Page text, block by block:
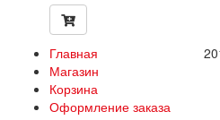
Главная
Магазин
Корзина
Оформление заказа